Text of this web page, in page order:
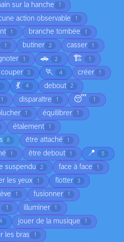
sur la hanche 1
action observable 1
1 branche tombée 1
1 butiner 2 casser 1
1 🚗 2 🏗️ 1
couper 3 🏃 4 créer 1
💃 4 debout 2
1 disparaître 1 😴 1
1 équilibrer 1
étalement 1
8 être attaché 1
1 être debout 1 📍 5
suspendu 2 face à face 1
les yeux 1 flotter 3
1 fusionner 1
1 illuminer 1
jouer de la musique 1
les bras 1